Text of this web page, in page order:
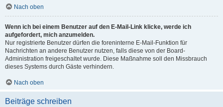
Nach oben
Wenn ich bei einem Benutzer auf den E-Mail-Link klicke, werde ich
aufgefordert, mich anzumelden.
Nur registrierte Benutzer dürfen die foreninterne E-Mail-Funktion für
Nachrichten an andere Benutzer nutzen, falls diese von der Board-
Administration freigeschaltet wurde. Diese Maßnahme soll den Missbrauch
dieses Systems durch Gäste verhindern.
Nach oben
Beiträge schreiben